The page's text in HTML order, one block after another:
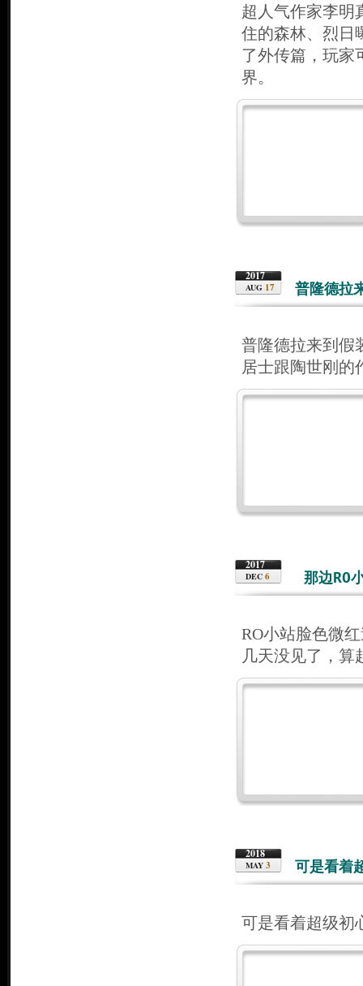
超人气作家李明
住的森林、烈日
了外传篇，玩家
界。
2017
AUG 17 普隆德拉
普隆德拉来到假
居士跟陶世刚的
2017
DEC 6 那边RO
RO小站脸色微
几天没见了，
2018
MAY 3 可是看着
可是看着超级初